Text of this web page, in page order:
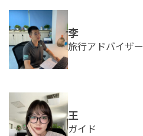
李
旅行アドバイザー
王
ガイド